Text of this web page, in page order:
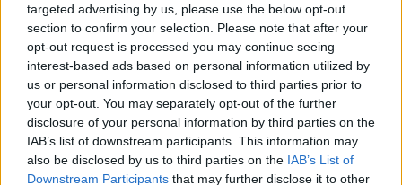
targeted advertising by us, please use the below opt-out
section to confirm your selection. Please note that after your
opt-out request is processed you may continue seeing
interest-based ads based on personal information utilized by
us or personal information disclosed to third parties prior to
your opt-out. You may separately opt-out of the further
disclosure of your personal information by third parties on the
IAB’s list of downstream participants. This information may
also be disclosed by us to third parties on the IAB’s List of
Downstream Participants that may further disclose it to other
ΔΗΜΟΦΙΛΗ
Όμιλος AKTOR: Εξαγοράζει το 75% των ΗΛΕΚΤΩΡ
και THALIS – Στρατηγική συνεργασία με τη Motor
Oil
05/08/2026 - 17:39 ΕΠΙΧΕΙΡΗΣΕΙΣ